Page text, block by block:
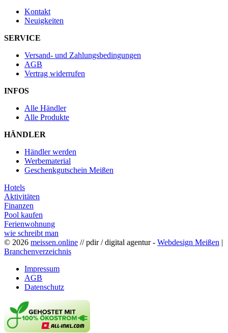
Kontakt
Neuigkeiten
SERVICE
Versand- und Zahlungsbedingungen
AGB
Vertrag widerrufen
INFOS
Alle Händler
Alle Produkte
HÄNDLER
Händler werden
Werbematerial
Geschenkgutschein Meißen
Hotels
Aktivitäten
Finanzen
Pool kaufen
Ferienwohnung
wie schreibt man
© 2026 meissen.online // pdir / digital agentur - Webdesign Meißen |
Branchenverzeichnis
Impressum
AGB
Datenschutz